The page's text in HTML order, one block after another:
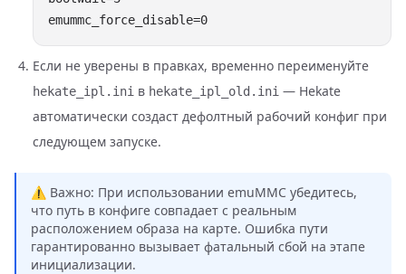
Если не уверены в правках, временно переименуйте
hekate_ipl.ini в hekate_ipl_old.ini — Hekate
автоматически создаст дефолтный рабочий конфиг при
следующем запуске.
⚠️ Важно: При использовании emuMMC убедитесь,
что путь в конфиге совпадает с реальным
расположением образа на карте. Ошибка пути
гарантированно вызывает фатальный сбой на этапе
инициализации.